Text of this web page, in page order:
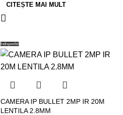
CITEȘTE MAI MULT
Indisponibil
CAMERA IP BULLET 2MP IR 20M
LENTILA 2.8MM